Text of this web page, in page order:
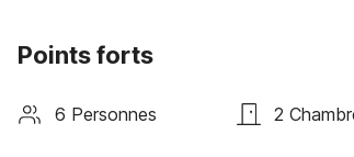
Points forts
6 Personnes 2